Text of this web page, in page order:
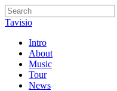
Skip
to
content
Close
Tavisio
search
Menu
Intro
About
Music
Tour
News